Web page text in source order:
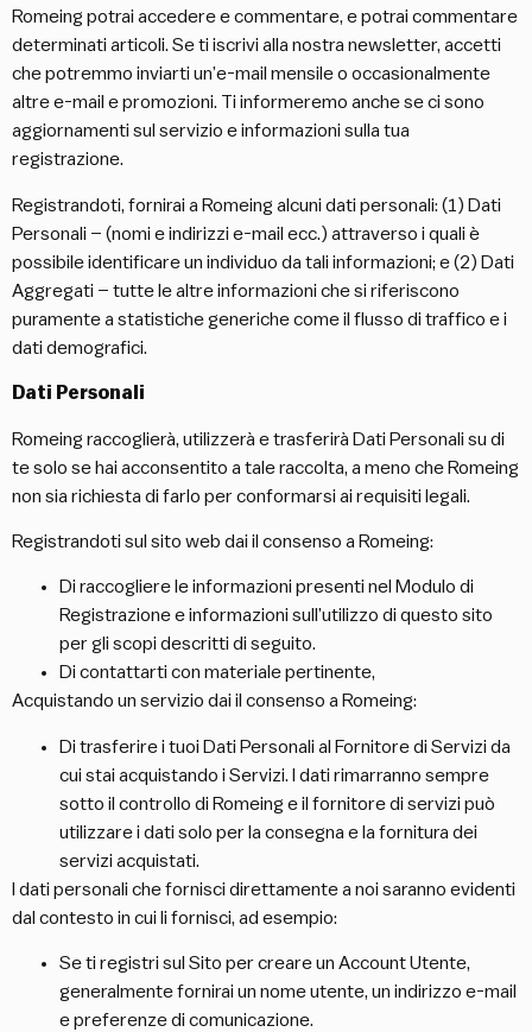
Romeing potrai accedere e commentare, e potrai commentare
determinati articoli. Se ti iscrivi alla nostra newsletter, accetti
che potremmo inviarti un’e-mail mensile o occasionalmente
altre e-mail e promozioni. Ti informeremo anche se ci sono
aggiornamenti sul servizio e informazioni sulla tua
registrazione.
Registrandoti, fornirai a Romeing alcuni dati personali: (1) Dati
Personali – (nomi e indirizzi e-mail ecc.) attraverso i quali è
possibile identificare un individuo da tali informazioni; e (2) Dati
Aggregati – tutte le altre informazioni che si riferiscono
puramente a statistiche generiche come il flusso di traffico e i
dati demografici.
Dati Personali
Romeing raccoglierà, utilizzerà e trasferirà Dati Personali su di
te solo se hai acconsentito a tale raccolta, a meno che Romeing
non sia richiesta di farlo per conformarsi ai requisiti legali.
Registrandoti sul sito web dai il consenso a Romeing:
Di raccogliere le informazioni presenti nel Modulo di
Registrazione e informazioni sull’utilizzo di questo sito
per gli scopi descritti di seguito.
Di contattarti con materiale pertinente,
Acquistando un servizio dai il consenso a Romeing:
Di trasferire i tuoi Dati Personali al Fornitore di Servizi da
cui stai acquistando i Servizi. I dati rimarranno sempre
sotto il controllo di Romeing e il fornitore di servizi può
utilizzare i dati solo per la consegna e la fornitura dei
servizi acquistati.
I dati personali che fornisci direttamente a noi saranno evidenti
dal contesto in cui li fornisci, ad esempio:
Se ti registri sul Sito per creare un Account Utente,
generalmente fornirai un nome utente, un indirizzo e-mail
e preferenze di comunicazione.